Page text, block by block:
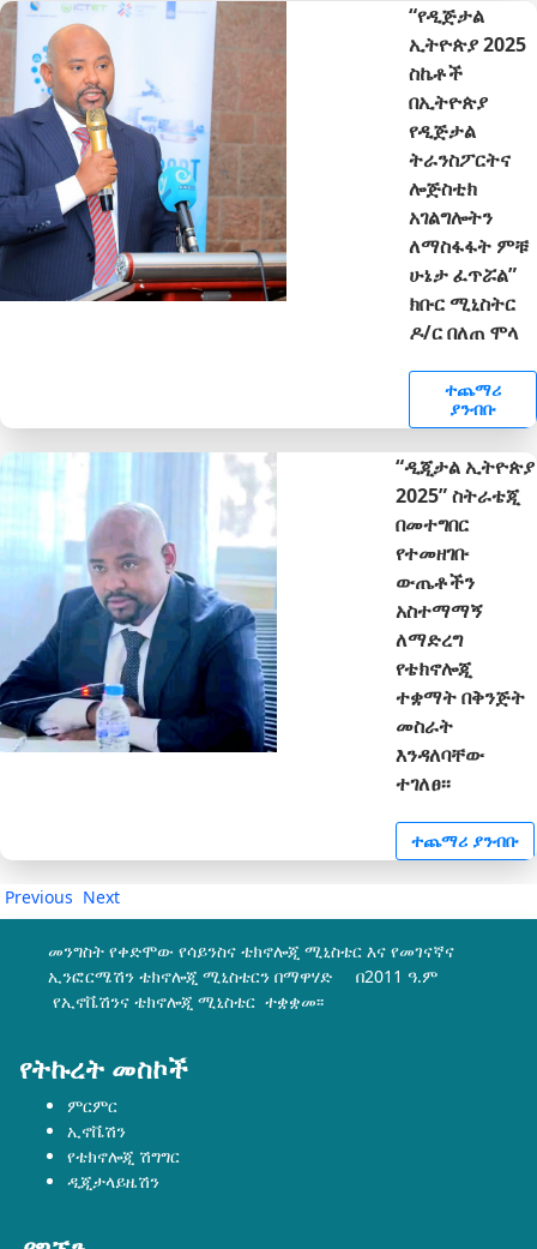
“የዲጅታል
ኢትዮጵያ 2025
ስኬቶች
በኢትዮጵያ
የዲጅታል
ትራንስፖርትና
ሎጅስቲክ
አገልግሎትን
ለማስፋፋት ምቹ
ሁኔታ ፈጥሯል”
ክቡር ሚኒስትር
ዶ/ር በለጠ ሞላ
ተጨማሪ
ያንብቡ
“ዲጂታል ኢትዮጵያ
2025” ስትራቴጂ
በመተግበር
የተመዘገቡ
ውጤቶችን
አስተማማኝ
ለማድረግ
የቴክኖሎጂ
ተቋማት በቅንጅት
መስራት
እንዳለባቸው
ተገለፀ፡፡
ተጨማሪ ያንብቡ
Previous Next
መንግስት የቀድሞው የሳይንስና ቴክኖሎጂ ሚኒስቴር እና የመገናኛና
ኢንፎርሜሽን ቴክኖሎጂ ሚኒስቴርን በማዋሃድ በ2011 ዓ.ም
የኢኖቬሽንና ቴክኖሎጂ ሚኒስቴር ተቋቋመ፡፡
የትኩረት መስኮች
ምርምር
ኢኖቬሽን
የቴክኖሎጂ ሽግግር
ዲጂታላይዜሽን